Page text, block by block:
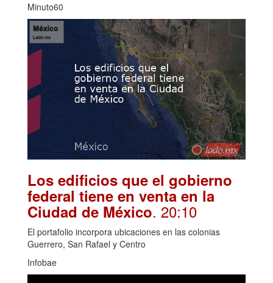
Minuto60
Los edificios que el gobierno
federal tiene en venta en la
Ciudad de México. 20:10
El portafolio incorpora ubicaciones en las colonias
Guerrero, San Rafael y Centro
Infobae